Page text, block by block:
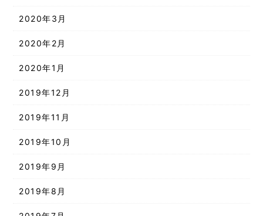
2020年3月
2020年2月
2020年1月
2019年12月
2019年11月
2019年10月
2019年9月
2019年8月